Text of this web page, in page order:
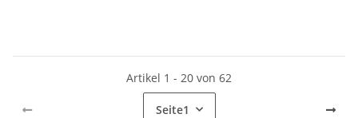
Artikel 1 - 20 von 62
Seite1